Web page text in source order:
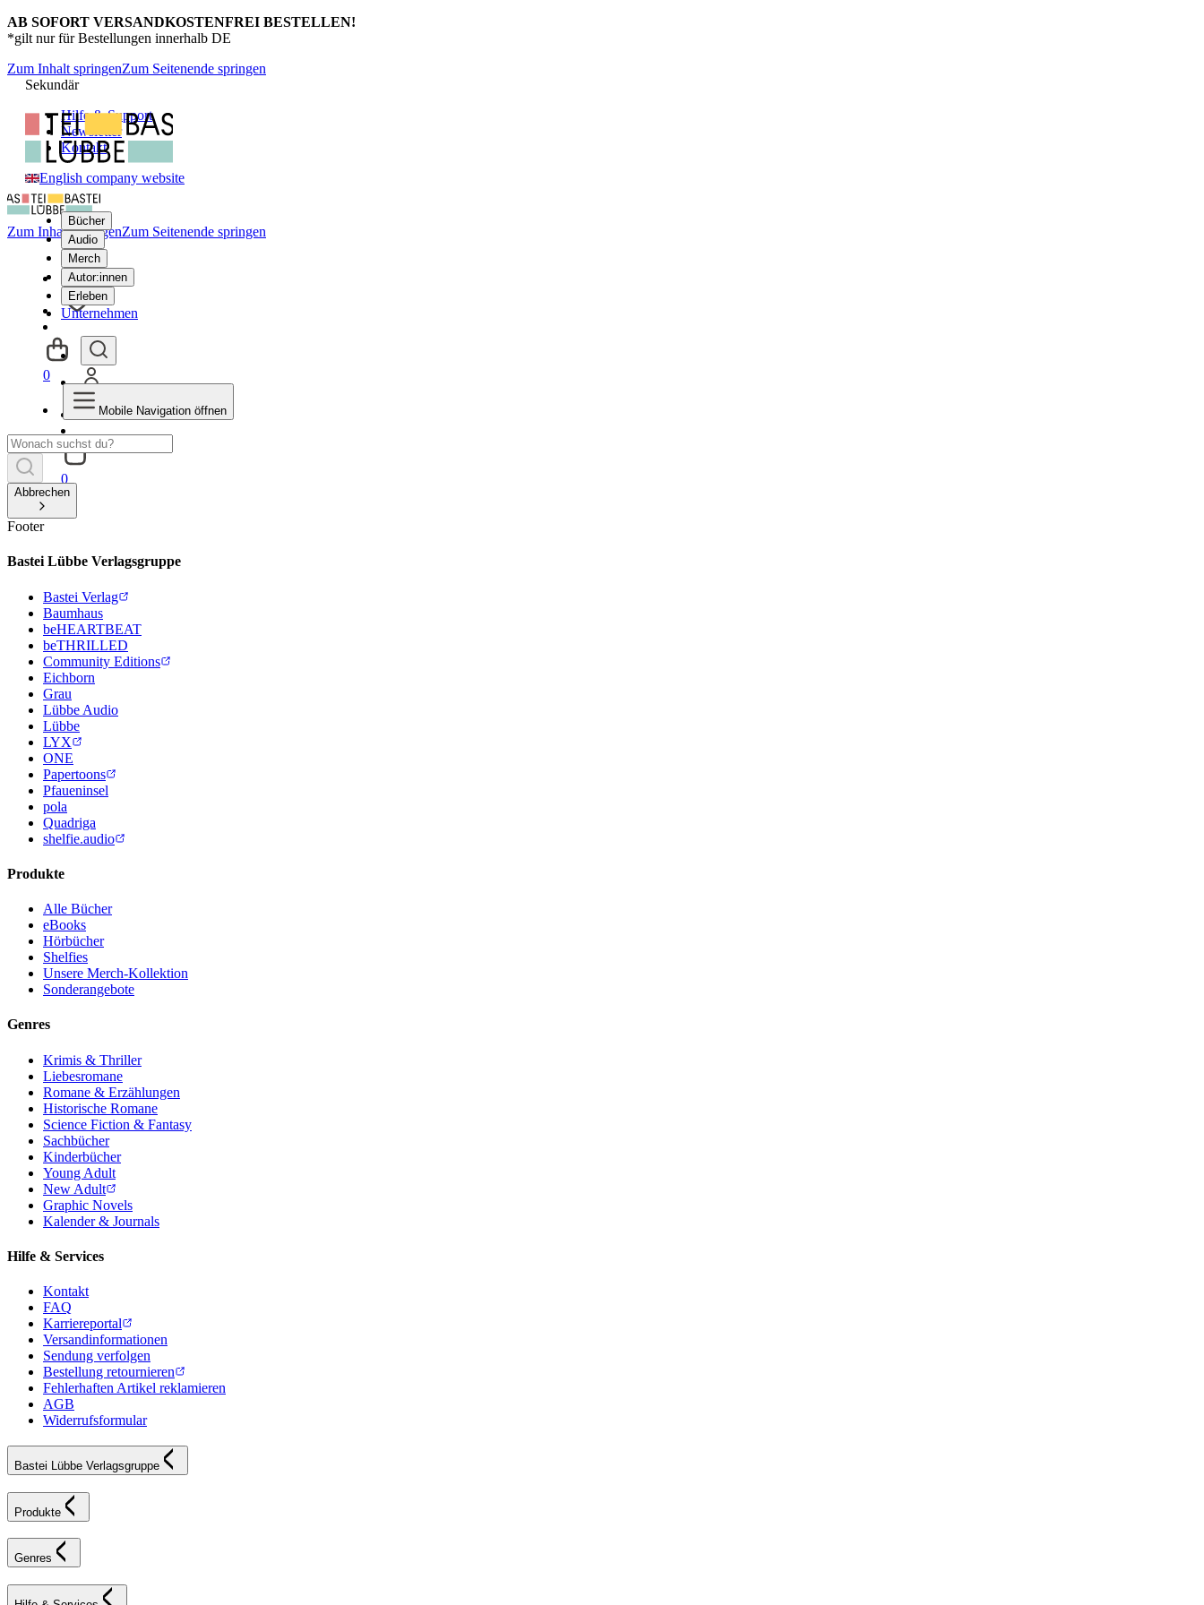
AB SOFORT VERSANDKOSTENFREI BESTELLEN!
*gilt nur für Bestellungen innerhalb DE
Zum Inhalt springenZum Seitenende springen
Sekundär
Hilfe & Support
Newsletter
Kontakt
English company website
Bücher
Audio
Merch
Autor:innen
Erleben
Unternehmen
0
Zum Inhalt springenZum Seitenende springen
0
Mobile Navigation öffnen
Abbrechen
Footer
Bastei Lübbe Verlagsgruppe
Bastei Verlag
Baumhaus
beHEARTBEAT
beTHRILLED
Community Editions
Eichborn
Grau
Lübbe Audio
Lübbe
LYX
ONE
Papertoons
Pfaueninsel
pola
Quadriga
shelfie.audio
Produkte
Alle Bücher
eBooks
Hörbücher
Shelfies
Unsere Merch-Kollektion
Sonderangebote
Genres
Krimis & Thriller
Liebesromane
Romane & Erzählungen
Historische Romane
Science Fiction & Fantasy
Sachbücher
Kinderbücher
Young Adult
New Adult
Graphic Novels
Kalender & Journals
Hilfe & Services
Kontakt
FAQ
Karriereportal
Versandinformationen
Sendung verfolgen
Bestellung retournieren
Fehlerhaften Artikel reklamieren
AGB
Widerrufsformular
Bastei Lübbe Verlagsgruppe
Produkte
Genres